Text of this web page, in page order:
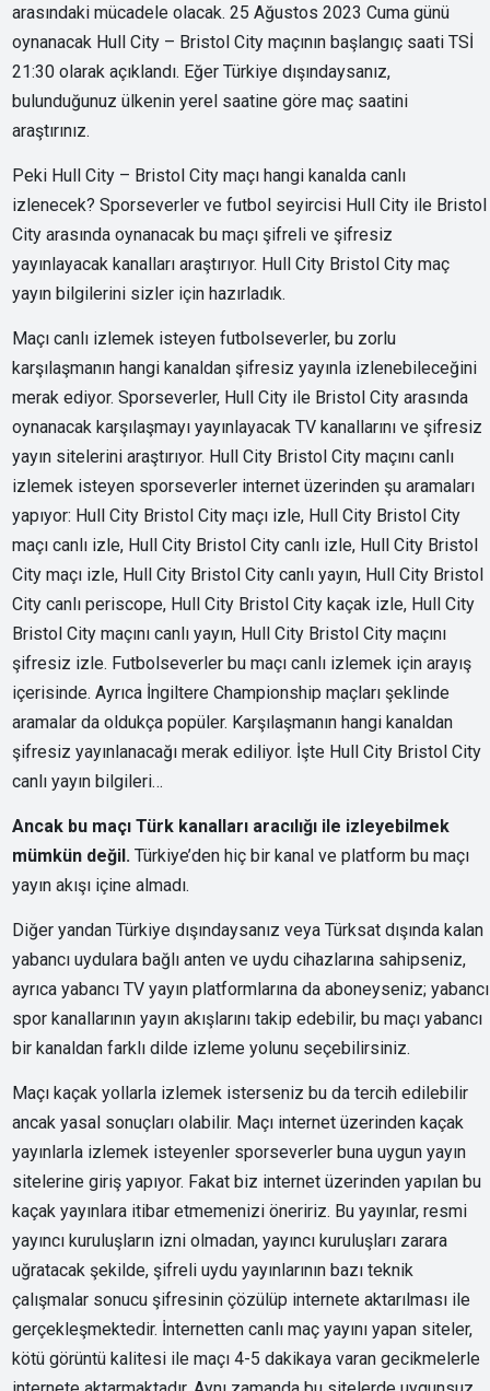
arasındaki mücadele olacak. 25 Ağustos 2023 Cuma günü
oynanacak Hull City – Bristol City maçının başlangıç saati TSİ
21:30 olarak açıklandı. Eğer Türkiye dışındaysanız,
bulunduğunuz ülkenin yerel saatine göre maç saatini
araştırınız.
Peki Hull City – Bristol City maçı hangi kanalda canlı
izlenecek? Sporseverler ve futbol seyircisi Hull City ile Bristol
City arasında oynanacak bu maçı şifreli ve şifresiz
yayınlayacak kanalları araştırıyor. Hull City Bristol City maç
yayın bilgilerini sizler için hazırladık.
Maçı canlı izlemek isteyen futbolseverler, bu zorlu
karşılaşmanın hangi kanaldan şifresiz yayınla izlenebileceğini
merak ediyor. Sporseverler, Hull City ile Bristol City arasında
oynanacak karşılaşmayı yayınlayacak TV kanallarını ve şifresiz
yayın sitelerini araştırıyor. Hull City Bristol City maçını canlı
izlemek isteyen sporseverler internet üzerinden şu aramaları
yapıyor: Hull City Bristol City maçı izle, Hull City Bristol City
maçı canlı izle, Hull City Bristol City canlı izle, Hull City Bristol
City maçı izle, Hull City Bristol City canlı yayın, Hull City Bristol
City canlı periscope, Hull City Bristol City kaçak izle, Hull City
Bristol City maçını canlı yayın, Hull City Bristol City maçını
şifresiz izle. Futbolseverler bu maçı canlı izlemek için arayış
içerisinde. Ayrıca İngiltere Championship maçları şeklinde
aramalar da oldukça popüler. Karşılaşmanın hangi kanaldan
şifresiz yayınlanacağı merak ediliyor. İşte Hull City Bristol City
canlı yayın bilgileri…
Ancak bu maçı Türk kanalları aracılığı ile izleyebilmek
mümkün değil. Türkiye’den hiç bir kanal ve platform bu maçı
yayın akışı içine almadı.
Diğer yandan Türkiye dışındaysanız veya Türksat dışında kalan
yabancı uydulara bağlı anten ve uydu cihazlarına sahipseniz,
ayrıca yabancı TV yayın platformlarına da aboneyseniz; yabancı
spor kanallarının yayın akışlarını takip edebilir, bu maçı yabancı
bir kanaldan farklı dilde izleme yolunu seçebilirsiniz.
Maçı kaçak yollarla izlemek isterseniz bu da tercih edilebilir
ancak yasal sonuçları olabilir. Maçı internet üzerinden kaçak
yayınlarla izlemek isteyenler sporseverler buna uygun yayın
sitelerine giriş yapıyor. Fakat biz internet üzerinden yapılan bu
kaçak yayınlara itibar etmemenizi öneririz. Bu yayınlar, resmi
yayıncı kuruluşların izni olmadan, yayıncı kuruluşları zarara
uğratacak şekilde, şifreli uydu yayınlarının bazı teknik
çalışmalar sonucu şifresinin çözülüp internete aktarılması ile
gerçekleşmektedir. İnternetten canlı maç yayını yapan siteler,
kötü görüntü kalitesi ile maçı 4-5 dakikaya varan gecikmelerle